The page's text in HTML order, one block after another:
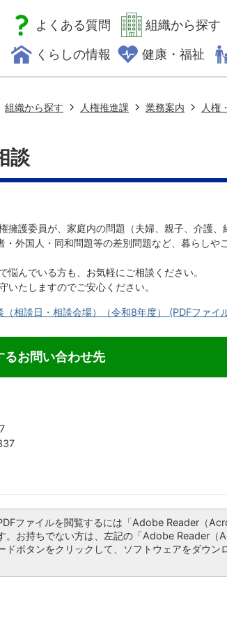
よくある質問
組織から探す
くらしの情報
健康・福祉
組織から探す 人権推進課 業務案内 人権
談
擁護委員が、家庭内の問題（夫婦、親子、介護
・外国人・同和問題等の差別問題など、暮らしや
悩んでいる方も、お気軽にご相談ください。
いたしますのでご安心ください。
（相談日・相談会場）（令和8年度） (PDFファイ
るお問い合わせ先
ファイルを閲覧するには「Adobe Reader（
。お持ちでない方は、左記の「Adobe Reader（
ドボタンをクリックして、ソフトウェアをダウン